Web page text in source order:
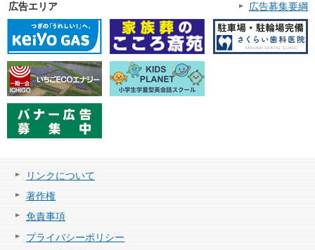
広告エリア 広告募集要綱
リンクについて
著作権
免責事項
プライバシーポリシー